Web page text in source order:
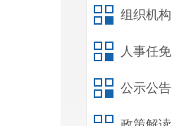
组织机构
人事任免
公示公告